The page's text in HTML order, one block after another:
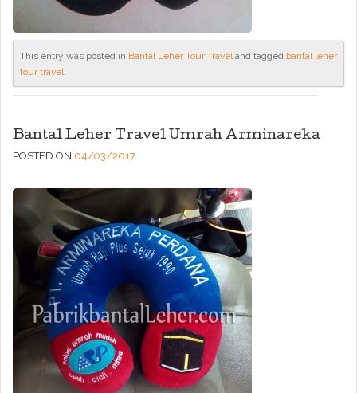
This entry was posted in Bantal Leher Tour Traveland tagged bantal leher
tour travel.
Bantal Leher Travel Umrah Arminareka
POSTED ON 04/03/2017